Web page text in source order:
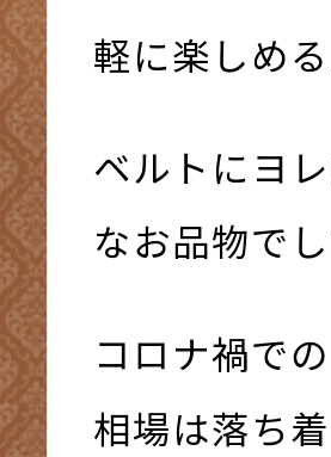
軽に楽しめる
ベルトにヨ
なお品物でし
コロナ禍で
相場は落ち